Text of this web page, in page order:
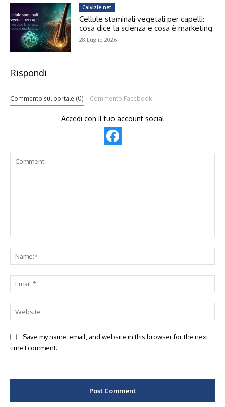
Calvizie.net
Cellule staminali vegetali per capelli:
cosa dice la scienza e cosa è marketing
28 Luglio 2026
Rispondi
Commento sul portale (0) Commento Facebook
Accedi con il tuo account social
Save my name, email, and website in this browser for the next
time I comment.